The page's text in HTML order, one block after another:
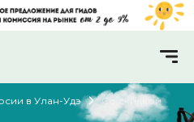
в Улан-Удэ Со скидкой